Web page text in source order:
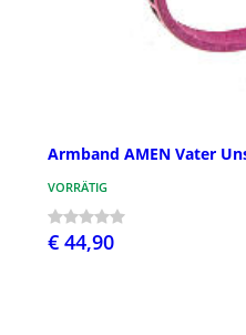
Armband AMEN Vater
VORRÄTIG
€ 44,90